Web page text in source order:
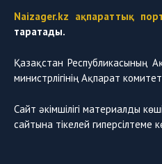
Naizager.kz ақпараттық
таратады.
Қазақстан Республикасының
министрлігінің Ақпарат
Сайт әкімшілігі материалды
сайтына тікелей гиперсілтеме